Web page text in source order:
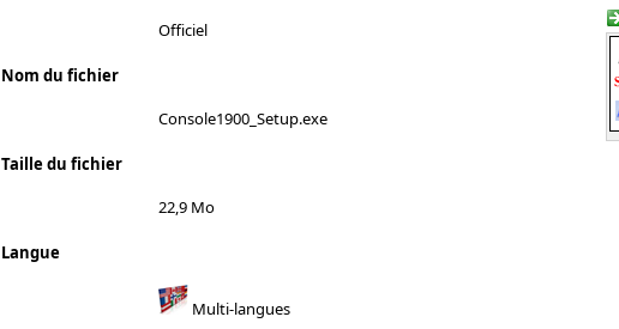
Officiel
Nom du fichier
Console1900_Setup.exe
Taille du fichier
22,9 Mo
Langue
Multi-langues